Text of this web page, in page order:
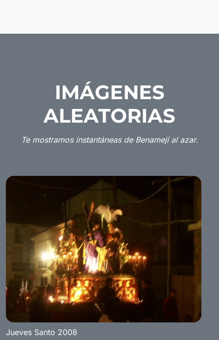
IMÁGENES
ALEATORIAS
Te mostramos instantáneas de Benamejí al azar.
Jueves Santo 2008